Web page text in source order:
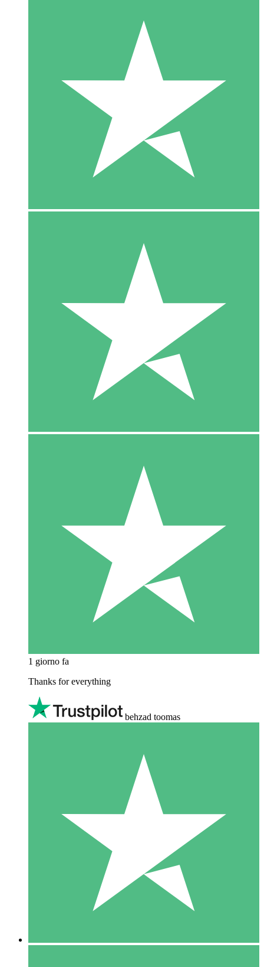
1 giorno fa
Thanks for everything
behzad toomas